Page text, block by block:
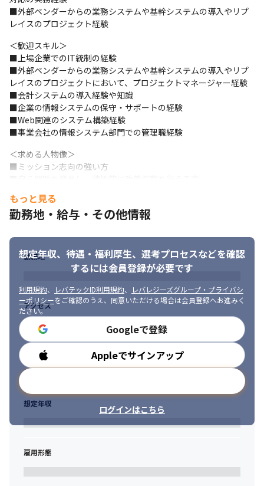
■外部ベンダーからの業務システムや基幹システムの導入やリプ
レイスのプロジェクト経験
＜歓迎スキル＞
■上場企業でのIT統制の経験
■外部ベンダーからの業務システムや基幹システムの導入やリプ
レイスのプロジェクトにおいて、プロジェクトマネージャー経験
■会計システムの導入経験や知識
■企業の情報システムの保守・サポートの経験
■Web関連のシステム構築経験
■事業会社の情報システム部門での管理職経験
＜求める人物像＞
■ミッション志向の強い方
もっと見る
勤務地・給与・その他情報
想定年収、待遇・福利厚生、 選考プロセスなどを確認
するには会員登録が必要です
利用規約、 レバテックID利用規約、
レバレジーズグループ・プライバシ
ーポリシーをご確認のうえ、同意いただける場合は会員登録へお進みく
ださい。
Googleで登録
Appleでサインアップ
ログインはこちら
勤務地
アクセス
勤務時間
想定年収
雇用形態